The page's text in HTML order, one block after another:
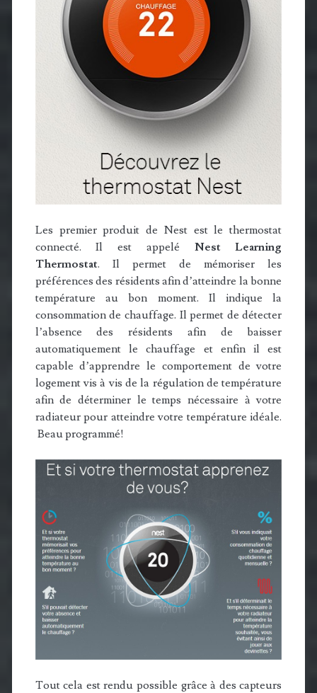
Les premier produit de Nest est le thermostat
connecté. Il est appelé Nest Learning
Thermostat. Il permet de mémoriser les
préférences des résidents afin d’atteindre la bonne
température au bon moment. Il indique la
consommation de chauffage. Il permet de détecter
l’absence des résidents afin de baisser
automatiquement le chauffage et enfin il est
capable d’apprendre le comportement de votre
logement vis à vis de la régulation de température
afin de déterminer le temps nécessaire à votre
radiateur pour atteindre votre température idéale.
Beau programmé!
Tout cela est rendu possible grâce à des capteurs